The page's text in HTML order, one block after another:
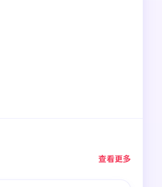
查看更多
95:34